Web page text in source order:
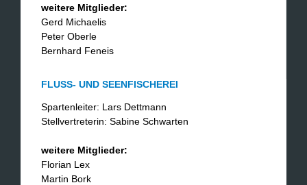
weitere Mitglieder:
Gerd Michaelis
Peter Oberle
Bernhard Feneis
FLUSS- UND SEENFISCHEREI
Spartenleiter: Lars Dettmann
Stellvertreterin: Sabine Schwarten
weitere Mitglieder:
Florian Lex
Martin Bork